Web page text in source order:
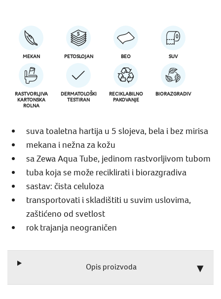
MEKAN PETOSLOJAN BEO SUV
RASTVORLJIVA
KARTONSKA
ROLNA
DERMATOLOŠKI
TESTIRAN
RECIKLABILNO
PAKOVANJE
BIORAZGRADIV
suva toaletna hartija u 5 slojeva, bela i bez mirisa
mekana i nežna za kožu
sa Zewa Aqua Tube, jedinom rastvorljivom tubom
tuba koja se može reciklirati i biorazgradiva
sastav: čista celuloza
transportovati i skladištiti u suvim uslovima,
zaštićeno od svetlost
rok trajanja neograničen
Opis proizvoda